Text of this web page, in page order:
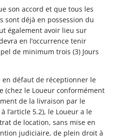
son accord et que tous les
sont déjà en possession du
également avoir lieu sur
en l’occurrence tenir
de minimum trois (3) Jours
en défaut de réceptionner le
(chez le Loueur conformément
de la livraison par le
l’article 5.2), le Loueur a le
de location, sans mise en
judiciaire, de plein droit à